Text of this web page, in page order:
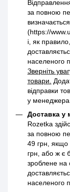
за повною
(https://
і, як
населеного
Зверніть
товари.
відправки
у менеджера.
Доставка у
Rozetka
за повною
49 грн,
грн, або ж є
зроблене на
населеного